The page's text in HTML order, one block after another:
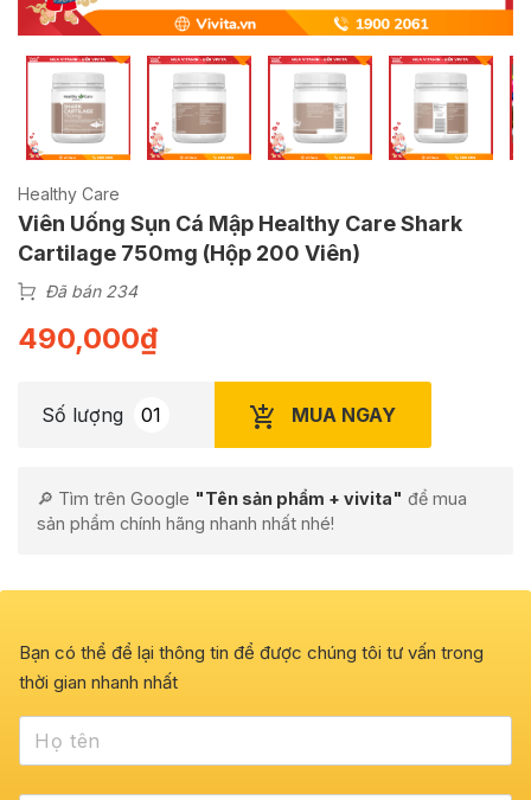
Healthy Care
Viên Uống Sụn Cá Mập Healthy Care Shark
Cartilage 750mg (Hộp 200 Viên)
Đã bán 234
490,000₫
Số lượng MUA NGAY
🔎 Tìm trên Google "Tên sản phẩm + vivita" để mua
sản phẩm chính hãng nhanh nhất nhé!
Bạn có thể để lại thông tin để được chúng tôi tư vấn trong
thời gian nhanh nhất